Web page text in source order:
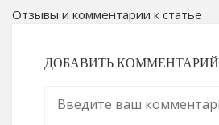
Отзывы и комментарии к статье
ДОБАВИТЬ КОММЕНТАРИЙ